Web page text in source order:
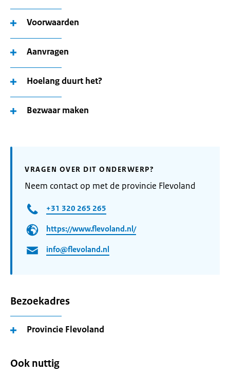
Voorwaarden
Aanvragen
Hoelang duurt het?
Bezwaar maken
VRAGEN OVER DIT ONDERWERP?
Neem contact op met de provincie Flevoland
+31 320 265 265
https://www.flevoland.nl/
info@flevoland.nl
Bezoekadres
Provincie Flevoland
Ook nuttig